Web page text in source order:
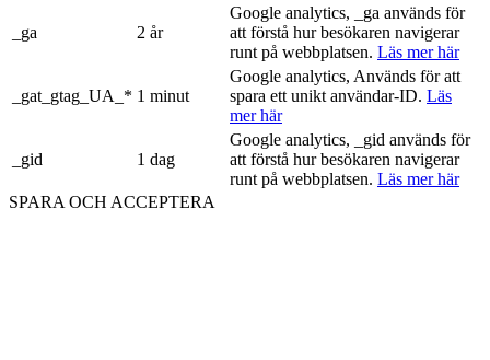
_ga 2 år
Google analytics, _ga används för
att förstå hur besökaren navigerar
runt på webbplatsen. Läs mer här
_gat_gtag_UA_* 1 minut
Google analytics, Används för att
spara ett unikt användar-ID. Läs
mer här
_gid 1 dag
Google analytics, _gid används för
att förstå hur besökaren navigerar
runt på webbplatsen. Läs mer här
SPARA OCH ACCEPTERA